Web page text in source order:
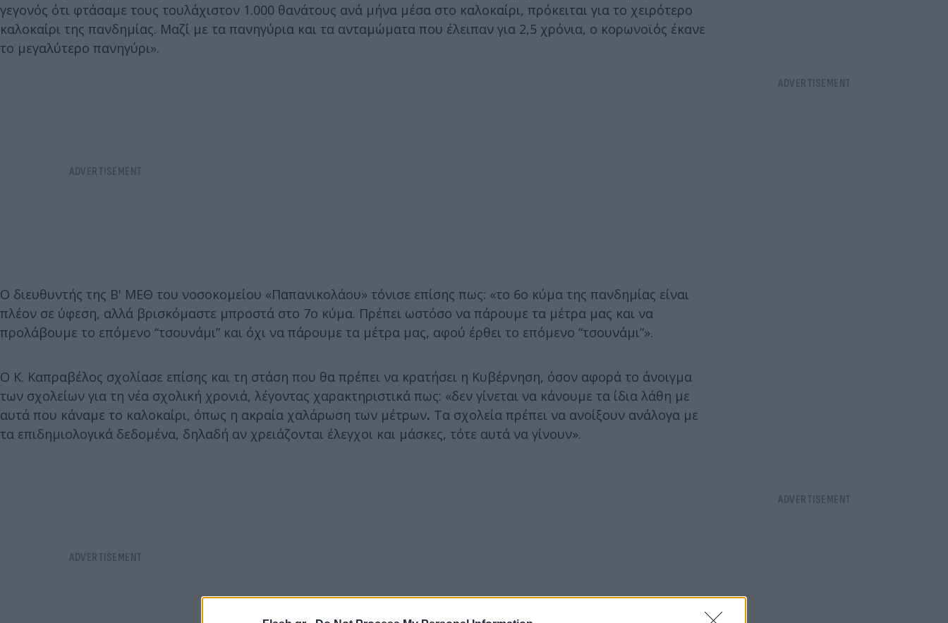
γεγονός ότι φτάσαμε τους τουλάχιστον 1.000 θανάτους ανά μήνα μέσα στο καλοκαίρι, πρόκειται για το χειρότερο
καλοκαίρι της πανδημίας. Μαζί με τα πανηγύρια και τα ανταμώματα που έλειπαν για 2,5 χρόνια, ο κορωνοϊός έκανε
το μεγαλύτερο πανηγύρι».
Ο διευθυντής της Β' ΜΕΘ του νοσοκομείου «Παπανικολάου» τόνισε επίσης πως: «το 6ο κύμα της πανδημίας είναι
πλέον σε ύφεση, αλλά βρισκόμαστε μπροστά στο 7ο κύμα. Πρέπει ωστόσο να πάρουμε τα μέτρα μας και να
προλάβουμε το επόμενο “τσουνάμι” και όχι να πάρουμε τα μέτρα μας, αφού έρθει το επόμενο “τσουνάμι”».
Ο Κ. Καπραβέλος σχολίασε επίσης και τη στάση που θα πρέπει να κρατήσει η Κυβέρνηση, όσον αφορά το άνοιγμα
των σχολείων για τη νέα σχολική χρονιά, λέγοντας χαρακτηριστικά πως: «δεν γίνεται να κάνουμε τα ίδια λάθη με
αυτά που κάναμε το καλοκαίρι, όπως η ακραία χαλάρωση των μέτρων. Τα σχολεία πρέπει να ανοίξουν ανάλογα με
τα επιδημιολογικά δεδομένα, δηλαδή αν χρειάζονται έλεγχοι και μάσκες, τότε αυτά να γίνουν».